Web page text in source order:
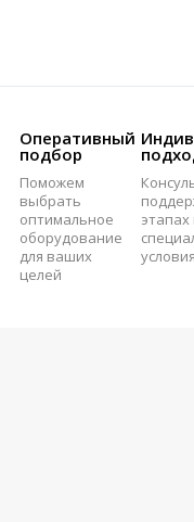
Оперативный
подбор
Поможем
выбрать
оптимальное
оборудование
для ваших
целей
этапах